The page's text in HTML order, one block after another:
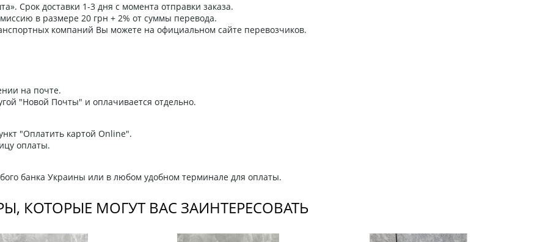
Срок доставки 1-3 дня с момента отправки заказа.
в размере 20 грн + 2% от суммы перевода.
компаний Вы можете на официальном сайте перевозчиков.
на почте.
"Новой Почты" и оплачивается отдельно.
"Оплатить картой Online".
оплаты.
банка Украины или в любом удобном терминале для оплаты.
КОТОРЫЕ МОГУТ ВАС ЗАИНТЕРЕСОВАТЬ